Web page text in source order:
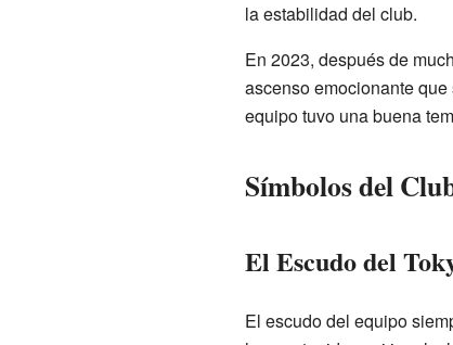
la estabilidad del club.
En 2023, después de
ascenso emocionante
equipo tuvo una buena
Símbolos del
El Escudo del
El escudo del equipo